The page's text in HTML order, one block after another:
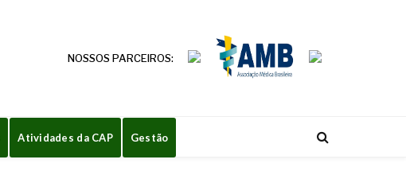
NOSSOS PARCEIROS:
Atividades da CAP Gestão